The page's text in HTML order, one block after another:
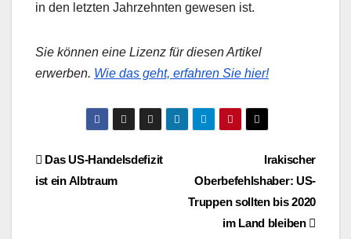
in den letzten Jahrzehnten gewesen ist.
Sie können eine Lizenz für diesen Artikel
erwerben. Wie das geht, erfahren Sie hier!
Beitragsnavigation
Irakischer
Oberbefehlshaber: US-
Truppen sollten bis 2020
im Land bleiben
Das US-Handelsdefizit
ist ein Albtraum